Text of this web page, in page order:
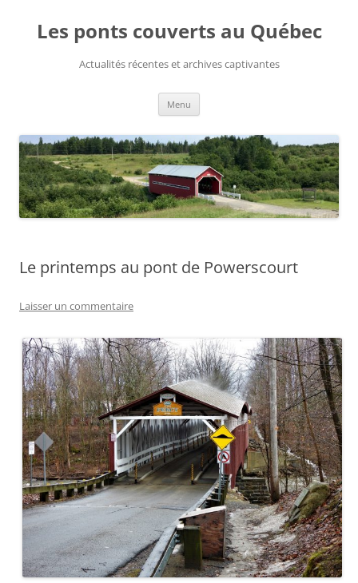
contenu
Les ponts couverts au Québec
Actualités récentes et archives captivantes
Menu
Le printemps au pont de Powerscourt
Laisser un commentaire